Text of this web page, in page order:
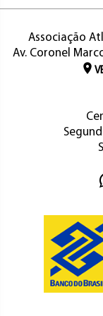
Associação
Av. Coronel